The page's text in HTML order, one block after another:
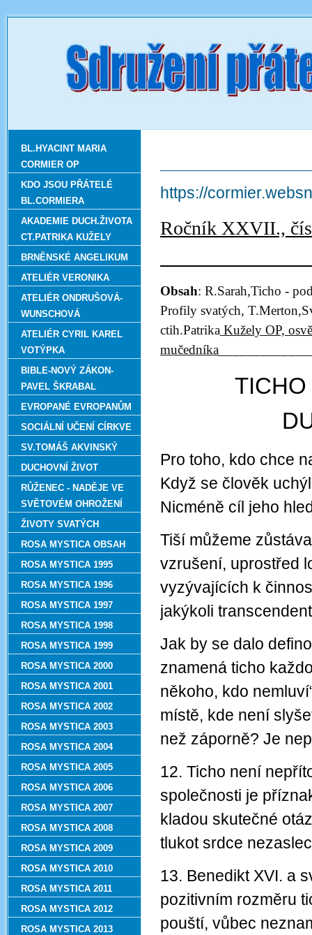
https://
Obsah: R.Sarah,Ticho -
Profily svatých,
ctih.Patrika Kužely OP,
mučedníka
Pro toho, kdo chce
Když se člověk
Nicméně cíl jeho
Tiší můžeme
vzrušení, uprostřed
vyzývajících k
jakýkoli
Jak by se dalo
znamená ticho
někoho, kdo
místě, kde není
než záporně? Je
12. Ticho není
společnosti je
kladou skutečné
tlukot srdce
13. Benedikt XVI. a
pozitivním rozměru
pouští, vůbec
BL.HYACINT MARIA
CORMIER OP
KDO JSOU PŘÁTELÉ
BL.CORMIERA
AKADEMIE DUCH.ŽIVOTA
CT.PATRIKA KUŽELY
BRNĚNSKÉ ANGELIKUM
ATELIÉR VERONIKA
ATELIÉR ONDRUŠOVÁ-
WUNSCHOVÁ
ATELIÉR CYRIL KAREL
VOTÝPKA
BIBLE-NOVÝ ZÁKON-
PAVEL ŠKRABAL
EVROPANÉ EVROPANŮM
SOCIÁLNÍ UČENÍ CÍRKVE
SV.TOMÁŠ AKVINSKÝ
DUCHOVNÍ ŽIVOT
RŮŽENEC - NADĚJE VE
SVĚTOVÉM OHROŽENÍ
ŽIVOTY SVATÝCH
ROSA MYSTICA OBSAH
ROSA MYSTICA 1995
ROSA MYSTICA 1996
ROSA MYSTICA 1997
ROSA MYSTICA 1998
ROSA MYSTICA 1999
ROSA MYSTICA 2000
ROSA MYSTICA 2001
ROSA MYSTICA 2002
ROSA MYSTICA 2003
ROSA MYSTICA 2004
ROSA MYSTICA 2005
ROSA MYSTICA 2006
ROSA MYSTICA 2007
ROSA MYSTICA 2008
ROSA MYSTICA 2009
ROSA MYSTICA 2010
ROSA MYSTICA 2011
ROSA MYSTICA 2012
ROSA MYSTICA 2013